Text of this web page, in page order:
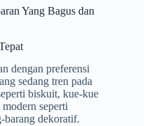
Yang Bagus dan
dengan preferensi
sedang tren pada
biskuit, kue-kue
seperti
barang dekoratif.